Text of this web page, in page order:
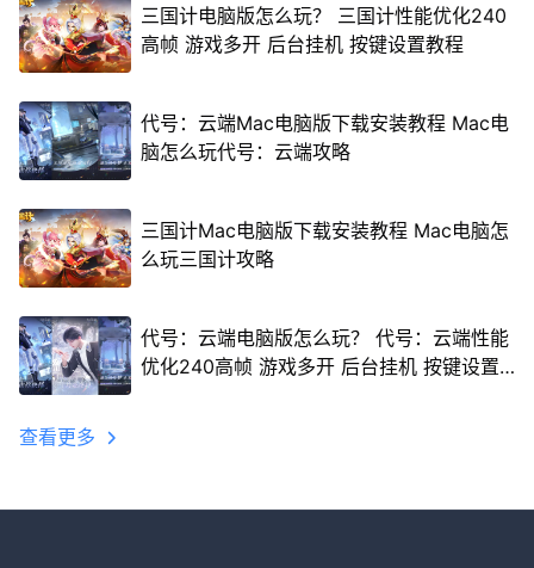
三国计电脑版怎么玩？ 三国计性能优化240
高帧 游戏多开 后台挂机 按键设置教程
代号：云端Mac电脑版下载安装教程 Mac电
脑怎么玩代号：云端攻略
三国计Mac电脑版下载安装教程 Mac电脑怎
么玩三国计攻略
代号：云端电脑版怎么玩？ 代号：云端性能
优化240高帧 游戏多开 后台挂机 按键设置
查看更多